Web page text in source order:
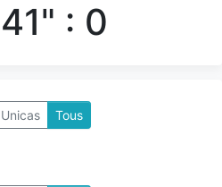
: 0
Unicas Tous